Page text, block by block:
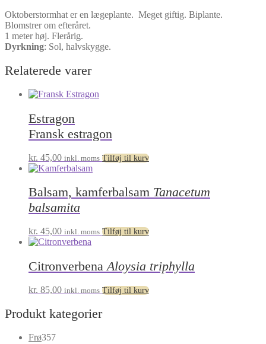
Oktoberstormhat er en lægeplante. Meget giftig. Biplante.
Blomstrer om efteråret.
1 meter høj. Flerårig.
Dyrkning: Sol, halvskygge.
Relaterede varer
Estragon
Fransk estragon
kr. 45,00 inkl. moms Tilføj til kurv
Balsam, kamferbalsam Tanacetum
balsamita
kr. 45,00 inkl. moms Tilføj til kurv
Citronverbena Aloysia triphylla
kr. 85,00 inkl. moms Tilføj til kurv
Produkt kategorier
Frø357357